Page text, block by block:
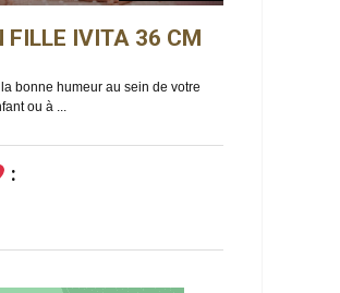
FILLE IVITA 36 CM
bonne humeur au sein de votre
ou à ...
: